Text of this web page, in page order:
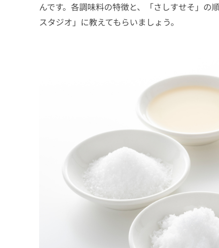
んです。各調味料の特徴と、「さしすせそ」の
スタジオ」に教えてもらいましょう。